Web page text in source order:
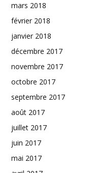
mars 2018
février 2018
janvier 2018
décembre 2017
novembre 2017
octobre 2017
septembre 2017
août 2017
juillet 2017
juin 2017
mai 2017